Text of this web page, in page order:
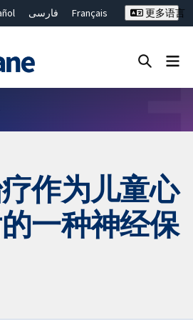
فارسی
Français
更多语言
作为儿童心
一种神经保